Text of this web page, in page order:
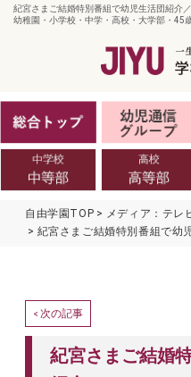
紀宮さまご結婚特別番組で幼児生活団紹介
幼稚園・小学校・中学・高校・大学部・45
自由学園TOP
メディア：テレ
紀宮さまご結婚特別番組で幼
< 次の記事
紀宮さまご結婚